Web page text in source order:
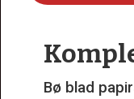
Bø blad